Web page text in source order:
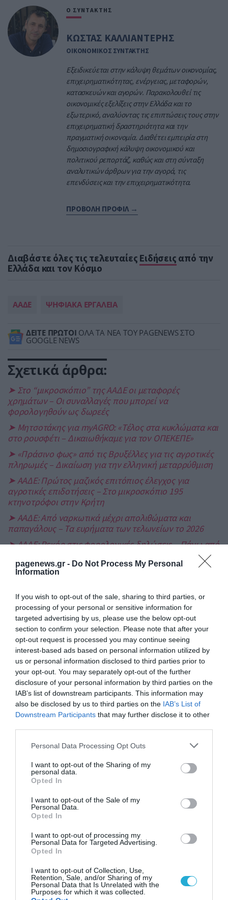
pagenews.gr - Do Not Process My Personal
Information
If you wish to opt-out of the sale, sharing to third parties, or
processing of your personal or sensitive information for
targeted advertising by us, please use the below opt-out
section to confirm your selection. Please note that after your
opt-out request is processed you may continue seeing
interest-based ads based on personal information utilized by
us or personal information disclosed to third parties prior to
your opt-out. You may separately opt-out of the further
disclosure of your personal information by third parties on the
IAB’s list of downstream participants. This information may
also be disclosed by us to third parties on the IAB’s List of
Downstream Participants that may further disclose it to other
Please note that this website/app uses one or more Google
not limited to your visit or usage behaviour. You may click to
grant or deny consent to Google and its third-party tags to
use your data for below specified purposes in below Google
consent section.
Personal Data Processing Opt Outs
I want to opt-out of the Sharing of my
personal data.
Opted In
I want to opt-out of the Sale of my
Personal Data.
Opted In
I want to opt-out of processing my
Personal Data for Targeted Advertising.
Opted In
I want to opt-out of Collection, Use,
Retention, Sale, and/or Sharing of my
Personal Data that Is Unrelated with the
Purposes for which it was collected.
Ο ΣΥΝΤΑΚΤΗΣ
ΚΩΣΤΑΣ ΚΑΛΛΙΑΝΤΕΡΗΣ
ΟΙΚΟΝΟΜΙΚΟΣ ΣΥΝΤΑΚΤΗΣ
Εξειδικεύεται στην κάλυψη θεμάτων οικονομίας,
επιχειρηματικότητας, ενέργειας, μεταφορών,
κατασκευών και αγορών. Παρακολουθεί τις
οικονομικές εξελίξεις στην Ελλάδα και το
εξωτερικό, αναλύοντας τις επιπτώσεις τους στην
επιχειρηματική δραστηριότητα και την
πραγματική οικονομία. Διαθέτει εμπειρία στη
δημοσιογραφική κάλυψη οικονομικού και
πολιτικού ρεπορτάζ, καθώς και στη σύνταξη
αναλυτικών άρθρων για την αγορά, τις
επενδύσεις και την επιχειρηματικότητα.
ΠΡΟΒΟΛΗ ΠΡΟΦΙΛ →
Διαβάστε όλες τις τελευταίες Ειδήσεις από την
Ελλάδα και τον Κόσμο
ΑΑΔΕ ΨΗΦΙΑΚΑ ΕΡΓΑΛΕΙΑ
ΔΕΙΤΕ ΠΡΩΤΟΙ ΟΛΑ ΤΑ ΝΕΑ ΤΟΥ PAGENEWS ΣΤΟ
GOOGLE NEWS
Σχετικά άρθρα:
➤ Στο “μικροσκόπιο” της ΑΑΔΕ οι μεταφορές
χρημάτων – Οι συναλλαγές που μπορεί να
φορολογηθούν ως δωρεές
➤ Μητσοτάκης για myAGRO: «Τέλος στα κυκλώματα και
στο ρουσφέτι – Δικαιωθήκαμε για τον ΟΠΕΚΕΠΕ»
➤ «Πράσινο φως» από τις Βρυξέλλες για τις αγροτικές
πληρωμές – Δικαίωση για την ελληνική μεταρρύθμιση
➤ ΑΑΔΕ: Πρώτος μαζικός επιτόπιος έλεγχος για
αγροτικές επιδοτήσεις – Στο μικροσκόπιο 195
κτηνοτρόφοι στην Κρήτη
➤ ΑΑΔΕ: Από ναρκωτικά μέχρι απολιθώματα και
παπαγάλους – Τα ευρήματα των τελωνείων το 2026
➤ ΑΑΔΕ: Ρεκόρ στις φορολογικές δηλώσεις – Πάνω από
Πόσα δισ. μπορεί να κερδίσει η Ελλάδα
από τη νέα ενεργειακή ρήτρα–Και γιατί το
1 δισ. ίσως είναι μόνο η αρχή
ΚΩΣΤΑΣ ΚΑΛΛΙΑΝΤΕΡΗΣ
Στο “μικροσκόπιο” της ΑΑΔΕ οι μεταφορές
χρημάτων – Οι συναλλαγές που μπορεί να
ΚΩΣΤΑΣ ΚΑΛΛΙΑΝΤΕΡΗΣ
07.08.2026 | 10:22
Τέλος στην «παγίδα» της προσωπικής
διαφοράς: Αυξήσεις για 670.000
συνταξιούχους από το 2026